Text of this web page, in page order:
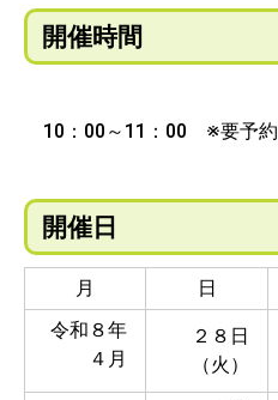
開催時間
10：00～11：00 ※要予約
開催日
月 日
令和８年
４月
２８日
（火）